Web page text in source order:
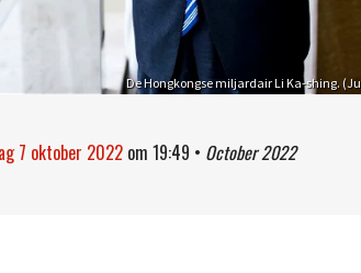
De Hongkongse miljardair Li Ka-shing.
7 oktober 2022 om 19:49 • October 2022